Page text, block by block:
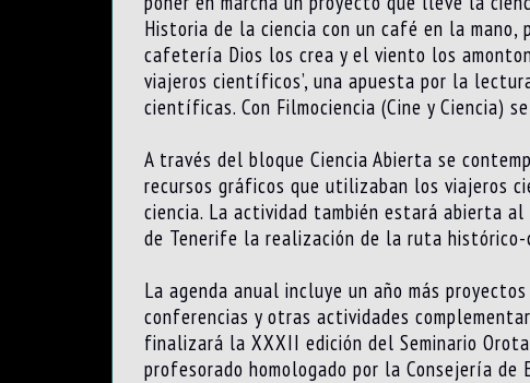
Historia de la ciencia con un café en la
cafetería Dios los crea y el viento los
viajeros científicos’, una apuesta por la
científicas. Con Filmociencia (Cine y Ciencia)
A través del bloque Ciencia Abierta se
recursos gráficos que utilizaban los viajeros
ciencia. La actividad también estará abierta al
de Tenerife la realización de la ruta
La agenda anual incluye un año más
conferencias y otras actividades
finalizará la XXXII edición del Seminario
profesorado homologado por la Consejería de